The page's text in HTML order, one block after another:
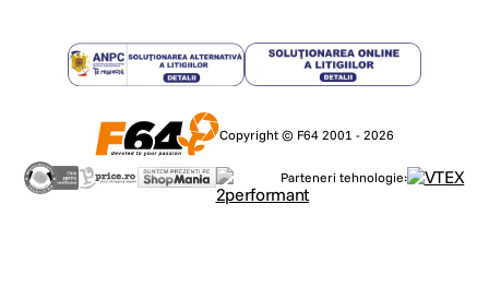
Copyright © F64 2001 - 2026
Parteneri tehnologie: